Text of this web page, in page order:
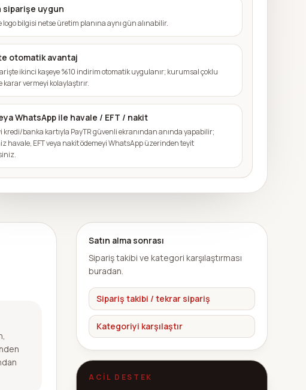
siparişe uygun
logo bilgisi netse üretim planına aynı gün alınabilir.
otomatik avantaj
ikinci kaşeye %10 indirim otomatik uygulanır; kurumsal çoklu
karar vermeyi kolaylaştırır.
WhatsApp ile havale / EFT / nakit
kredi/banka kartıyla PayTR güvenli ekranından anında yapabilir;
havale, EFT veya nakit ödemeyi WhatsApp üzerinden teyit
Satın alma sonrası
Sipariş takibi ve kategori karşılaştırması
buradan.
Sipariş takibi / tekrar sipariş
Kategoriyi karşılaştır
ACIL DESTEK